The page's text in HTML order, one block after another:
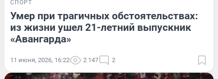
СПОРТ
Умер при трагичных обстоятельствах:
из жизни ушел 21-летний выпускник
«Авангарда»
11 июня, 2026, 16:22 2 147 2